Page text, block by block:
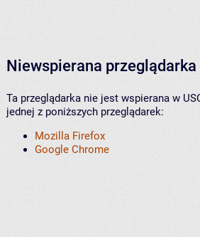
Niewspierana przeglądarka
Ta przeglądarka nie jest wspierana w
jednej z poniższych przeglądarek:
Mozilla Firefox
Google Chrome